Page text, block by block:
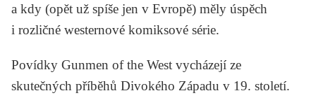
a kdy (opět už spíše jen v Evropě) měly úspěch
i rozličné westernové komiksové série.
Povídky Gunmen of the West vycházejí ze
skutečných příběhů Divokého Západu v 19. století.